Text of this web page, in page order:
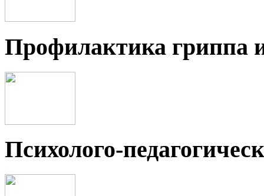
Профилактика
Психолого-